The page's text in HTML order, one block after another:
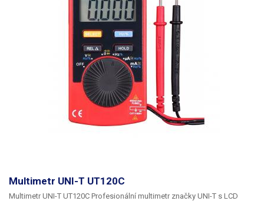
Multimetr UNI-T UT120C
​Multimetr UNI-T UT120C